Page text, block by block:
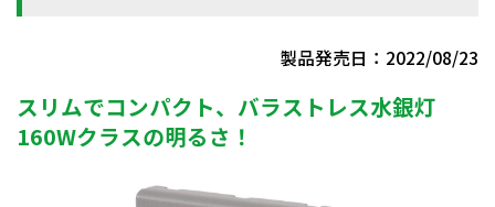
製品発売日：2022/08/23
スリムでコンパクト、バラストレス水銀灯
160Wクラスの明るさ！